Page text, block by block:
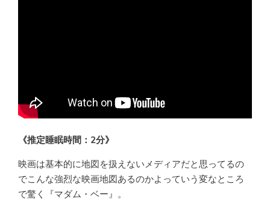
《推定睡眠時間：2分》
映画は基本的に地図を扱えないメディアだと思ってるの
でこんな強烈な映画地図あるのかよっていう変なところ
で驚く『マダム・ベー』。